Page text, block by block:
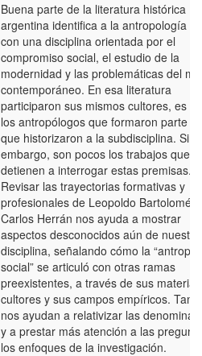
Buena parte de la literatura histórica
argentina identifica a la antropología
con una disciplina orientada por el
compromiso social, el estudio de la
modernidad y las problemáticas del
contemporáneo. En esa literatura
participaron sus mismos cultores, es
los antropólogos que formaron parte
que historizaron a la subdisciplina. Sin
embargo, son pocos los trabajos que
detienen a interrogar estas premisas.
Revisar las trayectorias formativas y
profesionales de Leopoldo Bartolomé y
Carlos Herrán nos ayuda a mostrar
aspectos desconocidos aún de nuestra
disciplina, señalando cómo la
social” se articuló con otras ramas
preexistentes, a través de sus
cultores y sus campos empíricos.
nos ayudan a relativizar las
y a prestar más atención a las
los enfoques de la investigación.